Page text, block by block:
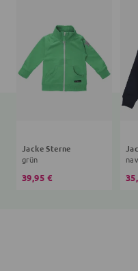
Jacke Sterne
grün
39,95 €